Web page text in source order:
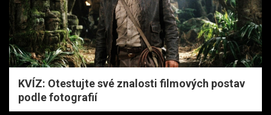
KVÍZ: Otestujte své znalosti filmových postav
podle fotografií